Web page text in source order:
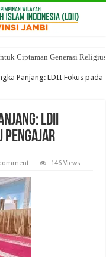
Ciptaman Generasi
Panjang: LDII Fokus pada
LDII
Pengajar
comment 146 Views